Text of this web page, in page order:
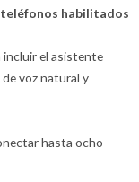
habilitados
incluir el asistente
voz natural y
hasta ocho